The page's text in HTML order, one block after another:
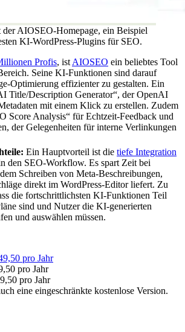
der AIOSEO-Homepage, ein Beispiel
KI-WordPress-Plugins für SEO.
Profis, ist AIOSEO ein beliebtes Tool
Seine KI-Funktionen sind darauf
Optimierung effizienter zu gestalten. Ein
Title/Description Generator“, der OpenAI
mit einem Klick zu erstellen. Zudem
Score Analysis“ für Echtzeit-Feedback und
der Gelegenheiten für interne Verlinkungen
Ein Hauptvorteil ist die tiefe Integration
den SEO-Workflow. Es spart Zeit bei
Schreiben von Meta-Beschreibungen,
direkt im WordPress-Editor liefert. Zu
die fortschrittlichsten KI-Funktionen Teil
sind und Nutzer die KI-generierten
und auswählen müssen.
pro Jahr
pro Jahr
pro Jahr
eine eingeschränkte kostenlose Version.